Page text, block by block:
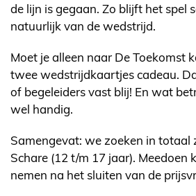
de lijn is gegaan. Zo blijft het spel
natuurlijk van de wedstrijd.
Moet je alleen naar De Toekomst
twee wedstrijdkaartjes cadeau.
of begeleiders vast blij! En wat
wel handig.
Samengevat: we zoeken in totaal
Schare (12 t/m 17 jaar). Meedoen
nemen na het sluiten van de